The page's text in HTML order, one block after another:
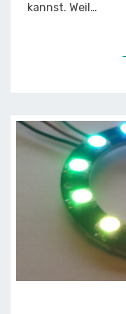
kannst. Weil…